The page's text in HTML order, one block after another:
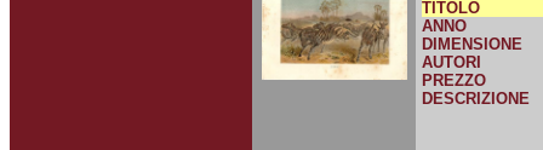
TITOLO
ANNO
DIMENSIONE
AUTORI
PREZZO
DESCRIZIONE